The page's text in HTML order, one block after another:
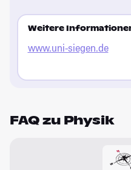
Weitere
www.uni-siegen.de
FAQ zu Physik